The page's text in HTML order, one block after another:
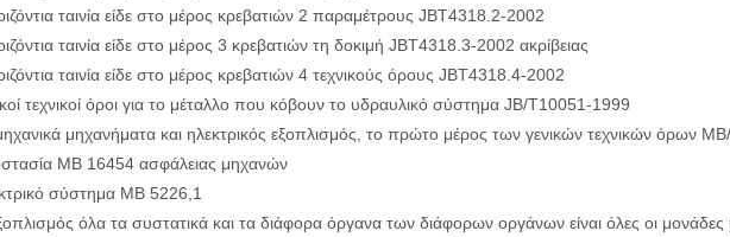
ταινία είδε στο μέρος κρεβατιών 2 παραμέτρους JBT4318.2-2002
ταινία είδε στο μέρος 3 κρεβατιών τη δοκιμή JBT4318.3-2002 ακρίβειας
ταινία είδε στο μέρος κρεβατιών 4 τεχνικούς όρους JBT4318.4-2002
τεχνικοί όροι για το μέταλλο που κόβουν το υδραυλικό σύστημα JB/T10051-1999
μηχανήματα και ηλεκτρικός εξοπλισμός, το πρώτο μέρος των γενικών τεχνικών όρων
ΜΒ 16454 ασφάλειας μηχανών
σύστημα ΜΒ 5226,1
όλα τα συστατικά και τα διάφορα όργανα των διάφορων οργάνων είναι όλες οι